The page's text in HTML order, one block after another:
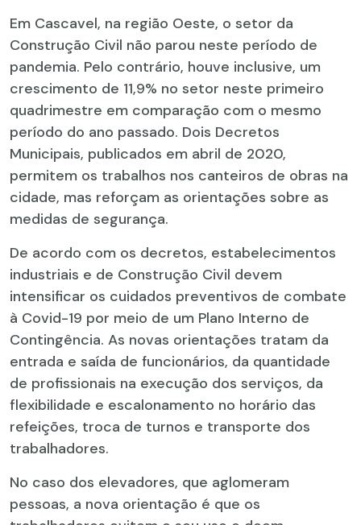
Em Cascavel, na região Oeste, o setor da
Construção Civil não parou neste período de
pandemia. Pelo contrário, houve inclusive, um
crescimento de 11,9% no setor neste primeiro
quadrimestre em comparação com o mesmo
período do ano passado. Dois Decretos
Municipais, publicados em abril de 2020,
permitem os trabalhos nos canteiros de obras na
cidade, mas reforçam as orientações sobre as
medidas de segurança.
De acordo com os decretos, estabelecimentos
industriais e de Construção Civil devem
intensificar os cuidados preventivos de combate
à Covid-19 por meio de um Plano Interno de
Contingência. As novas orientações tratam da
entrada e saída de funcionários, da quantidade
de profissionais na execução dos serviços, da
flexibilidade e escalonamento no horário das
refeições, troca de turnos e transporte dos
trabalhadores.
No caso dos elevadores, que aglomeram
pessoas, a nova orientação é que os